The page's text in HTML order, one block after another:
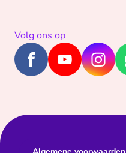
Volg ons op